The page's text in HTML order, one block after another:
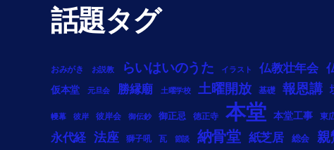
話題タグ
おみがき お説教 らいはいのうた イラスト 仏教壮年会
仮本堂
元旦会 勝縁廟 土曜学校 土曜開放 基礎 報恩講
幔幕 彼岸 彼岸会 御伝鈔 御正忌 徳正寺 本堂 本堂工事 東
永代経 法座 獅子吼 瓦 節談 納骨堂 紙芝居 総会 親